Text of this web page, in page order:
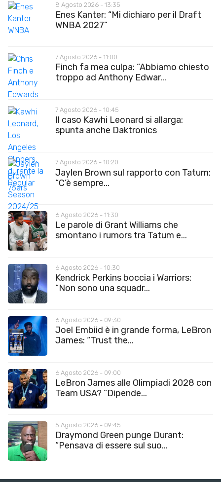
8 Agosto 2026 - 13:35
Enes Kanter: “Mi dichiaro per il Draft
WNBA 2027”
7 Agosto 2026 - 11:00
Finch fa mea culpa: “Abbiamo chiesto
troppo ad Anthony Edwar...
7 Agosto 2026 - 10:45
Il caso Kawhi Leonard si allarga:
spunta anche Daktronics
7 Agosto 2026 - 10:20
Jaylen Brown sul rapporto con Tatum:
“C’è sempre...
6 Agosto 2026 - 11:30
Le parole di Grant Williams che
smontano i rumors tra Tatum e...
6 Agosto 2026 - 10:30
Kendrick Perkins boccia i Warriors:
“Non sono una squadr...
6 Agosto 2026 - 09:30
Joel Embiid è in grande forma, LeBron
James: “Trust the...
6 Agosto 2026 - 09:00
LeBron James alle Olimpiadi 2028 con
Team USA? “Dipende...
5 Agosto 2026 - 09:45
Draymond Green punge Durant:
“Pensava di essere sul suo...